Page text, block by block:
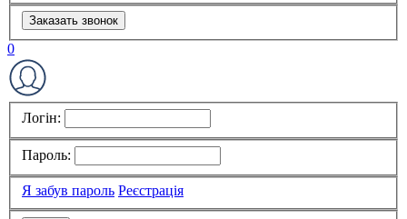
Заказать звонок
0
Логін:
Пароль:
Я забув пароль Реєстрація